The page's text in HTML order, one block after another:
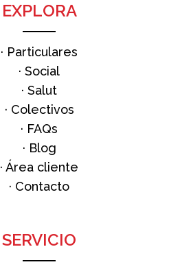
EXPLORA
· Particulares
· Social
· Salut
· Colectivos
· FAQs
· Blog
· Área cliente
· Contacto
SERVICIO